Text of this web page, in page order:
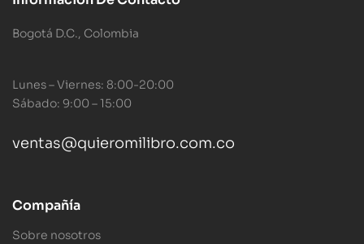
Bogotá D.C., Colombia
Lunes – Viernes: 8:00-20:00
Sábado: 9:00 – 15:00
ventas@quieromilibro.com.co
Compañía
Sobre nosotros